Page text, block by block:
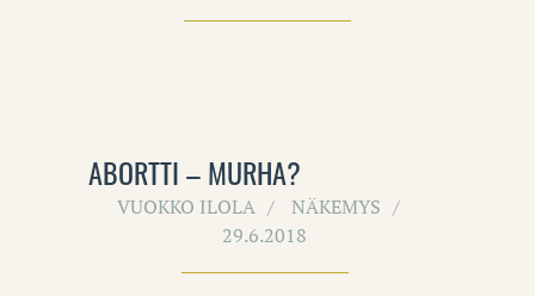
ABORTTI – MURHA?
VUOKKO ILOLA
NÄKEMYS
29.6.2018